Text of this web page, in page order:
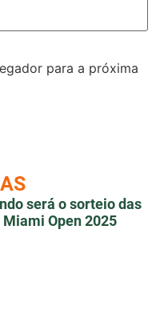
para a próxima
será o sorteio das
Miami Open 2025